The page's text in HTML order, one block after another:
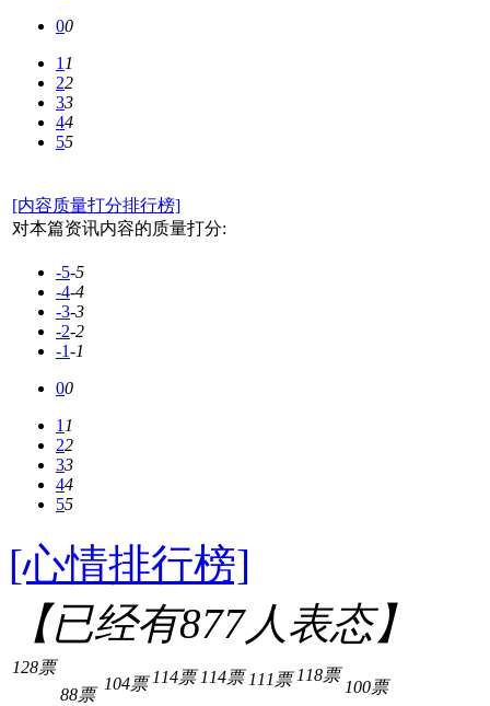
00
11
22
33
44
55
[内容质量打分排行榜]
对本篇资讯内容的质量打分:
-5-5
-4-4
-3-3
-2-2
-1-1
00
11
22
33
44
55
[心情排行榜]
【已经有877人表态】
128票
88票
104票 114票 114票 111票 118票
100票